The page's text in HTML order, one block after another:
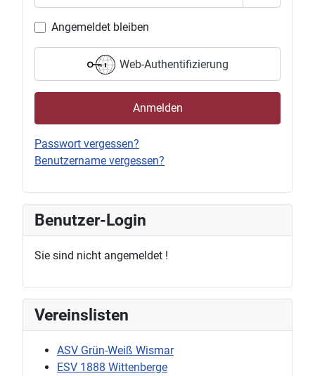
Passwort
Angemeldet bleiben
Web-Authentifizierung
Anmelden
Passwort vergessen?
Benutzername vergessen?
Benutzer-Login
Sie sind nicht angemeldet !
Vereinslisten
ASV Grün-Weiß Wismar
ESV 1888 Wittenberge